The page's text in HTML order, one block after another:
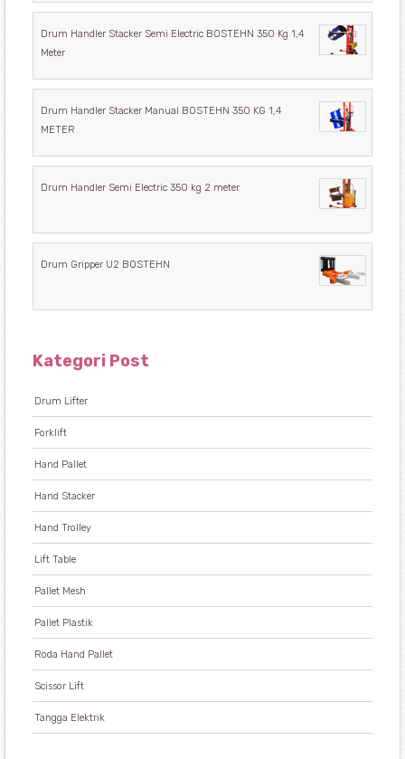
Drum Handler Stacker Semi Electric BOSTEHN 350 Kg 1,4
Meter
Drum Handler Stacker Manual BOSTEHN 350 KG 1,4
METER
Drum Handler Semi Electric 350 kg 2 meter
Drum Gripper U2 BOSTEHN
Kategori Post
Drum Lifter
Forklift
Hand Pallet
Hand Stacker
Hand Trolley
Lift Table
Pallet Mesh
Pallet Plastik
Roda Hand Pallet
Scissor Lift
Tangga Elektrik